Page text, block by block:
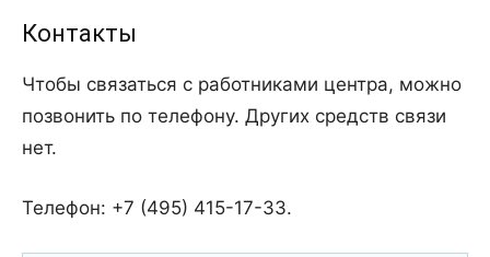
Контакты
Чтобы связаться с работниками центра, можно
позвонить по телефону. Других средств связи
нет.
Телефон: +7 (495) 415-17-33.